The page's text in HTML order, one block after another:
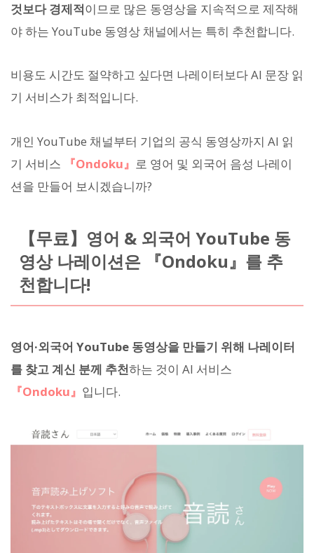
것보다 경제적이므로 많은 동영상을 지속적으로 제작해
야 하는 YouTube 동영상 채널에서는 특히 추천합니다.
비용도 시간도 절약하고 싶다면 나레이터보다 AI 문장 읽
기 서비스가 최적입니다.
개인 YouTube 채널부터 기업의 공식 동영상까지 AI 읽
기 서비스
『Ondoku』 로 영어 및 외국어 음성 나레이
션을 만들어 보시겠습니까?
【무료】영어 & 외국어 YouTube 동
영상 나레이션은 『Ondoku』를 추
천합니다!
영어·외국어 YouTube 동영상을 만들기 위해 나레이터
를 찾고 계신 분께 추천하는 것이 AI 서비스
『Ondoku』 입니다.